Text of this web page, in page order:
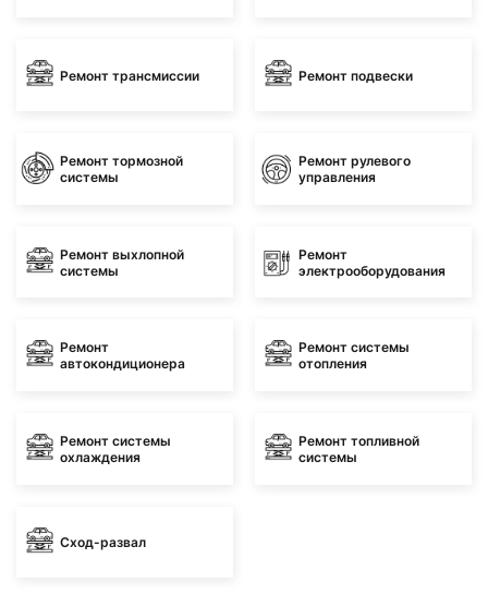
Ремонт трансмиссии Ремонт подвески
Ремонт тормозной
системы
Ремонт рулевого
управления
Ремонт выхлопной
системы
Ремонт
электрооборудования
Ремонт
автокондиционера
Ремонт системы
отопления
Ремонт системы
охлаждения
Ремонт топливной
системы
Сход-развал